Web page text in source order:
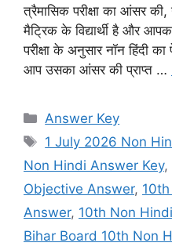
त्रैमासिक परीक्षा का आंसर
मैट्रिक के विद्यार्थी है और
परीक्षा के अनुसार नॉन हिंदी
आप उसका आंसर की प्राप्त …
Categories
Answer Key
Tags
1 July 2026 Non
Non Hindi Answer Key,
Objective Answer,
Answer, 10th Non
Bihar Board 10th Non